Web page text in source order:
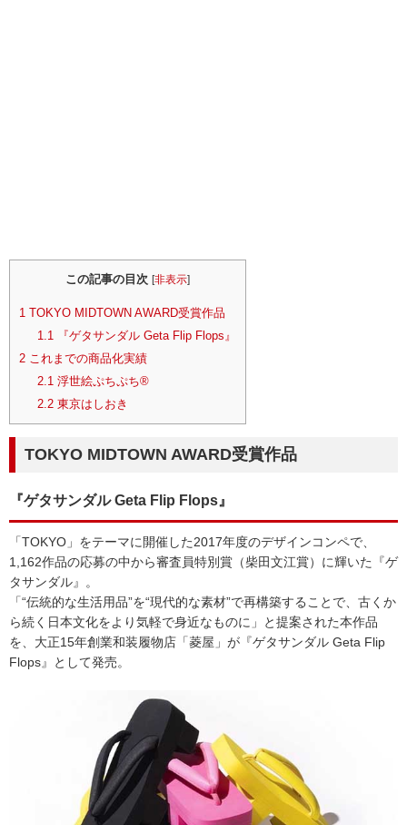
この記事の目次 [非表示]
1 TOKYO MIDTOWN AWARD受賞作品
1.1
『ゲタサンダル Geta Flip Flops』
2 これまでの商品化実績
2.1 浮世絵ぷちぷち®
2.2東京はしおき
TOKYO MIDTOWN AWARD受賞作品
『ゲタサンダル Geta Flip Flops』
「TOKYO」をテーマに開催した2017年度のデザインコンペで、
1,162作品の応募の中から審査員特別賞（柴田文江賞）に輝いた『ゲ
タサンダル』。
「“伝統的な生活用品”を“現代的な素材”で再構築することで、古くか
ら続く日本文化をより気軽で身近なものに」と提案された本作品
を、大正15年創業和装履物店「菱屋」が『ゲタサンダル Geta Flip
Flops』として発売。